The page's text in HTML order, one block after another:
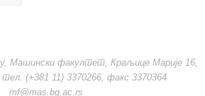
Машински факултет, Краљице Марије 16,
тел. (+381 11) 3370266, факс 3370364
mf@mas.bg.ac.rs